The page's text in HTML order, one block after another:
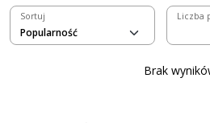
Sortuj Liczba
Brak